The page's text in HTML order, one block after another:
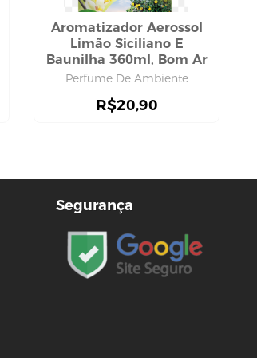
Aromatizador Aerossol
Limão Siciliano E
Baunilha 360ml, Bom Ar
Perfume De Ambiente
R$20,90
Segurança